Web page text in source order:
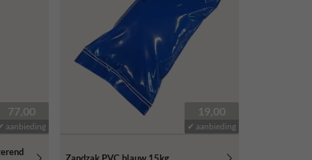
77,00
aanbieding
19,00
✔ aanbieding